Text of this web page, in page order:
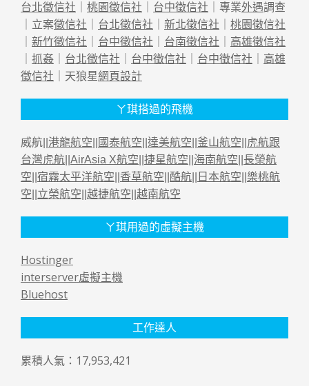
台北徵信社 ｜ 桃園徵信社 ｜ 台中徵信社 ｜專業外遇調查
｜立案徵信社 ｜ 台北徵信社 ｜ 新北徵信社 ｜ 桃園徵信社
｜ 新竹徵信社 ｜ 台中徵信社 ｜ 台南徵信社 ｜ 高雄徵信社
｜ 抓姦 ｜ 台北徵信社 ｜ 台中徵信社 ｜ 台中徵信社 ｜ 高雄
徵信社 ｜天狼星網頁設計
ㄚ琪搭過的飛機
威航|| 港龍航空 國泰航空 達美航空 釜山航空
虎航跟
台灣虎航 AirAsia X航空 捷星航空 海南航空 長榮航
空 宿霧太平洋航空 香草航空 酷航 日本航空 樂桃航
空 立榮航空 越捷航空 越南航空
ㄚ琪用過的虛擬主機
Hostinger
interserver虛擬主機
Bluehost
工作達人
累積人氣：17,953,421